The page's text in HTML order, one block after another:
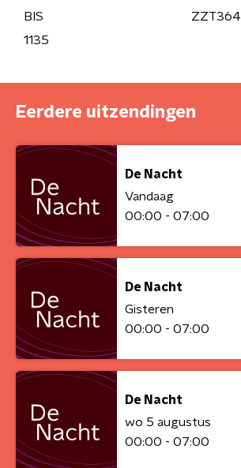
BIS
1135
ZZT364
Eerdere uitzendingen
De Nacht
Vandaag
00:00 - 07:00
De Nacht
Gisteren
00:00 - 07:00
De Nacht
wo 5 augustus
00:00 - 07:00